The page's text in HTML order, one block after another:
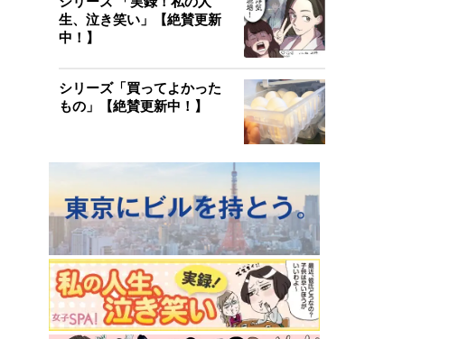
生、泣き笑い」【絶賛更新
中！】
シリーズ「買ってよかった
もの」【絶賛更新中！】